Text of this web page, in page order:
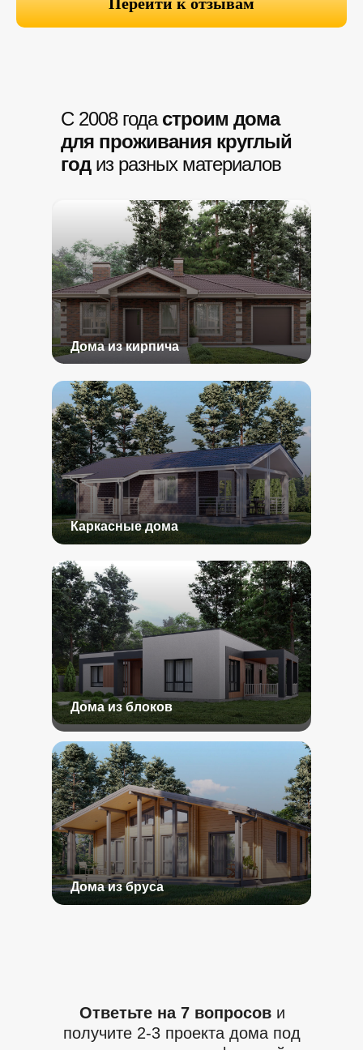
С 2008 годастроим дома
для проживания круглый
годиз разных материалов
Дома из кирпича
Дома из блоков
Каркасные дома
Дома из бруса
Ответьте на 7 вопросови
получите 2-3 проекта дома под